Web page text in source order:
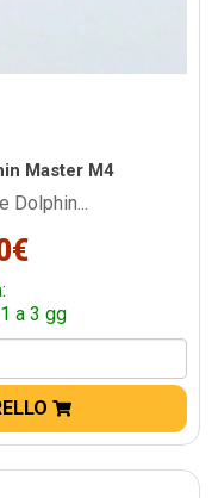
Master M4
Dolphin...
a 3 gg